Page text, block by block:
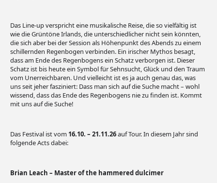
Das Line-up verspricht eine musikalische Reise, die so vielfältig ist
wie die Grüntöne Irlands, die unterschiedlicher nicht sein könnten,
die sich aber bei der Session als Höhenpunkt des Abends zu einem
schillernden Regenbogen verbinden. Ein irischer Mythos besagt,
dass am Ende des Regenbogens ein Schatz verborgen ist. Dieser
Schatz ist bis heute ein Symbol für Sehnsucht, Glück und den Traum
vom Unerreichbaren. Und vielleicht ist es ja auch genau das, was
uns seit jeher fasziniert: Dass man sich auf die Suche macht – wohl
wissend, dass das Ende des Regenbogens nie zu finden ist. Kommt
mit uns auf die Suche!
Das Festival ist vom 16.10. – 21.11.26auf Tour. In diesem Jahr sind
folgende Acts dabei:
Brian Leach – Master of the hammered dulcimer